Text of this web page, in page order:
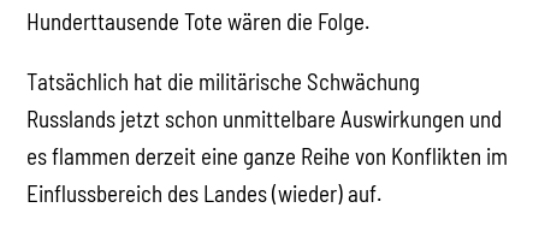
Hunderttausende Tote wären die Folge.
Tatsächlich hat die militärische Schwächung
Russlands jetzt schon unmittelbare Auswirkungen und
es flammen derzeit eine ganze Reihe von Konflikten im
Einflussbereich des Landes (wieder) auf.